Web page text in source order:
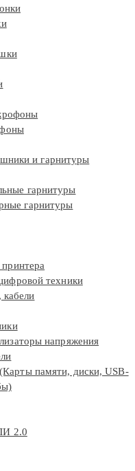
и гарнитуры
гарнитуры
гарнитуры
техники
напряжения
памяти, диски, USB-
2.0